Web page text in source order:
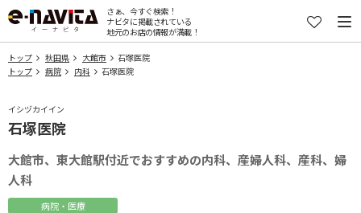
さぁ、今すぐ検索！
ナビタに掲載されている
地元のお店の情報が満載！
トップ 秋田県 大館市
石塚医院
トップ
病院 内科 石塚医院
イシヅカイイン
石塚医院
大館市、東大館駅付近でおすすめの内科、産婦人科、産科、婦
人科
病院・医療